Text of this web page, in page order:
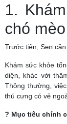
1.
chó
Trước tiên, Sen
Khám sức khỏe
diện, khác với
Thông thường,
thú cưng có vẻ
? Mục tiêu chính